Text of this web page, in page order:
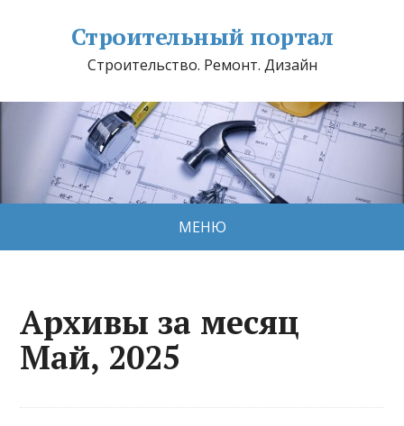
Строительный портал
Строительство. Ремонт. Дизайн
МЕНЮ
Архивы за месяц
Май, 2025